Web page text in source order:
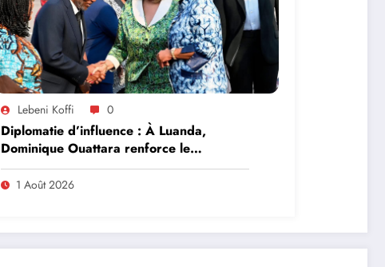
Lebeni Koffi 0
Diplomatie d’influence : À Luanda,
Dominique Ouattara renforce le
leadership solidaire de la Côte d’Ivoire
en Afrique
1 Août 2026